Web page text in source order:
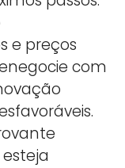
e preços
com